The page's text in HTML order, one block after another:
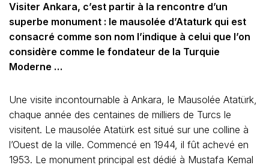
Visiter Ankara, c’est partir à la rencontre d’un
superbe monument : le mausolée d’Ataturk qui est
consacré comme son nom l’indique à celui que l’on
considère comme le fondateur de la Turquie
Moderne …
Une visite incontournable à Ankara, le Mausolée Atatürk,
chaque année des centaines de milliers de Turcs le
visitent. Le mausolée Atatürk est situé sur une colline à
l’Ouest de la ville. Commencé en 1944, il fût achevé en
1953. Le monument principal est dédié à Mustafa Kemal